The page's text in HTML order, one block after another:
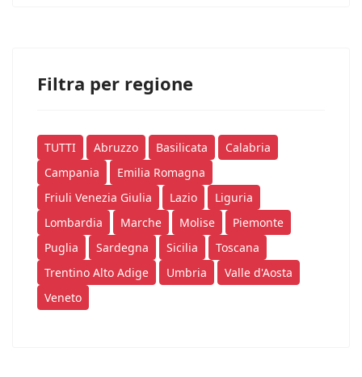
Filtra per regione
TUTTI Abruzzo Basilicata
Calabria
Campania
Emilia Romagna
Friuli Venezia Giulia
Lazio
Liguria
Lombardia
Marche Molise
Piemonte
Puglia
Sardegna Sicilia
Toscana
Trentino Alto Adige
Umbria
Valle d'Aosta
Veneto